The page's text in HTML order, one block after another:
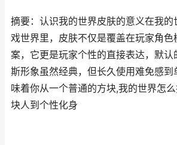
摘要：认识我的世界皮肤的意义在我的
戏世界里，皮肤不仅是覆盖在玩家角色
案，它更是玩家个性的直接表达，默认
斯形象虽然经典，但长久使用难免感到
味着你从一个普通的方块,我的世界怎
块人到个性化身